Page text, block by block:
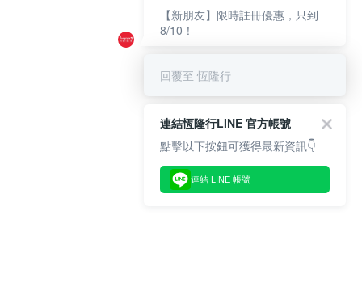
【新朋友】限時註冊優惠，只到
8/10！
回覆至 恆隆行
連結恆隆行LINE 官方帳號
點擊以下按鈕可獲得最新資訊👇
連結 LINE 帳號